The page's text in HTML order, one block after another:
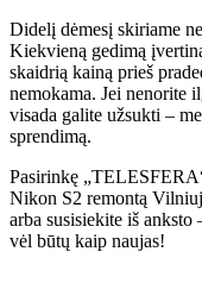
Didelį dėmesį skiriame
Kiekvieną gedimą
skaidrią kainą prieš
nemokama. Jei nenorite
visada galite užsukti –
sprendimą.
Pasirinkę
Nikon S2 remontą
arba susisiekite iš anksto
vėl būtų kaip naujas!